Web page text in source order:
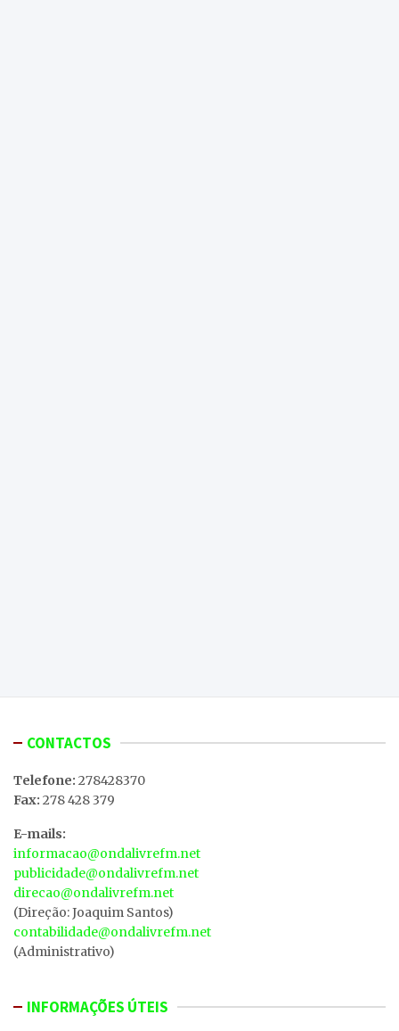
CONTACTOS
Telefone: 278428370
Fax: 278 428 379
E-mails:
informacao@ondalivrefm.net
publicidade@ondalivrefm.net
direcao@ondalivrefm.net
(Direção: Joaquim Santos)
contabilidade@ondalivrefm.net
(Administrativo)
INFORMAÇÕES ÚTEIS